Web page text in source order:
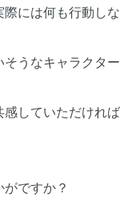
には何も行動しな
なキャラクター
していただけれ
ですか？